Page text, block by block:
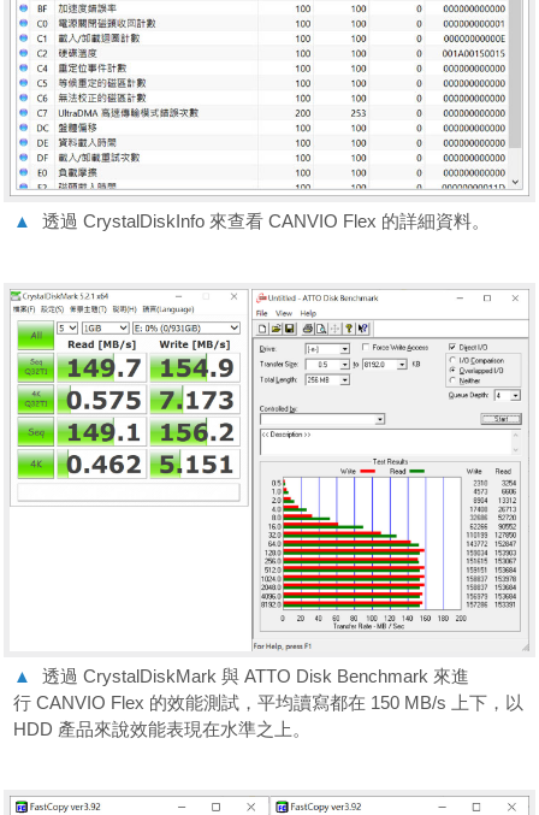
▲ 透過 CrystalDiskInfo 來查看 CANVIO Flex 的詳細資料。
▲
透過 CrystalDiskMark 與 ATTO Disk Benchmark 來進
行 CANVIO Flex 的效能測試，平均讀寫都在 150 MB/s 上下，以
HDD 產品來說效能表現在水準之上。